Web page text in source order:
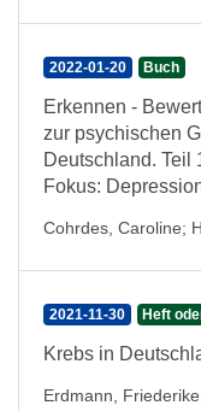
2022-01-20 Buch
Erkennen -
zur psychischen
Deutschland. Teil
Fokus:
Cohrdes, Caroline;
2021-11-30 Heft
Krebs in
Erdmann, Friederike